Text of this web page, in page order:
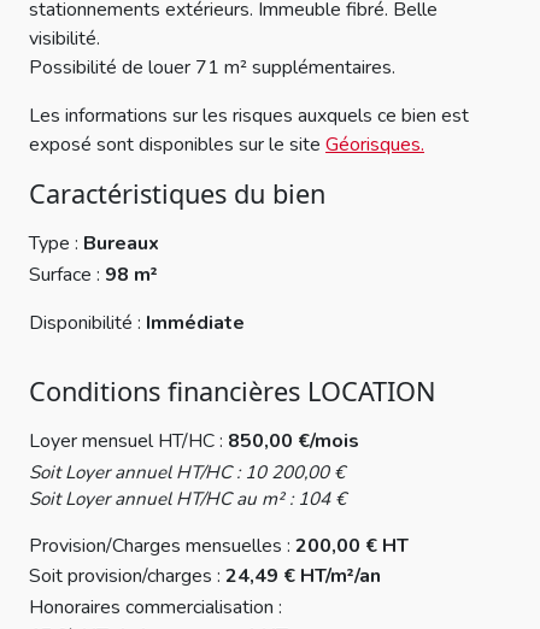
stationnements extérieurs. Immeuble fibré. Belle
visibilité.
Possibilité de louer 71 m² supplémentaires.
Les informations sur les risques auxquels ce bien est
exposé sont disponibles sur le site Géorisques.
Caractéristiques du bien
Type : Bureaux
Surface : 98 m²
Disponibilité : Immédiate
Conditions financières LOCATION
Loyer mensuel HT/HC : 850,00 €/mois
Soit Loyer annuel HT/HC : 10 200,00 €
Soit Loyer annuel HT/HC au m² : 104 €
Provision/Charges mensuelles : 200,00 € HT
Soit provision/charges : 24,49 € HT/m²/an
Honoraires commercialisation :